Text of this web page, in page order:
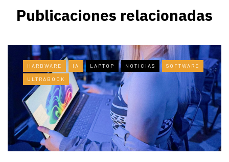
Publicaciones relacionadas
HARDWARE IA LAPTOP NOTICIAS SOFTWARE
ULTRABOOK